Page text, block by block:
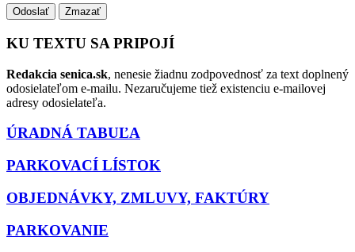
Odoslať Zmazať
KU TEXTU SA PRIPOJÍ
Redakcia senica.sk, nenesie žiadnu zodpovednosť za text doplnený
odosielateľom e-mailu. Nezaručujeme tiež existenciu e-mailovej
adresy odosielateľa.
ÚRADNÁ TABUĽA
PARKOVACÍ LÍSTOK
OBJEDNÁVKY, ZMLUVY, FAKTÚRY
PARKOVANIE